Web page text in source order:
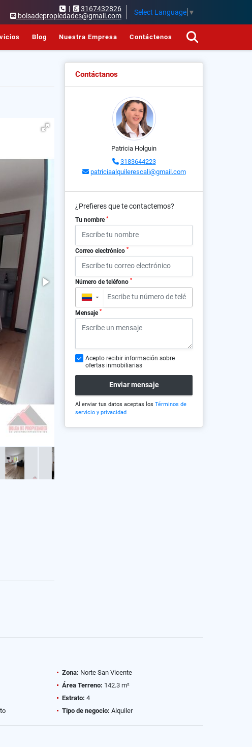
|
3167432826
bolsadepropiedades@gmail.com
Select Language ▼
Blog Nuestra Empresa Contáctenos
Contáctanos
Patricia Holguin
3183644223
patriciaalquilerescali@gmail.com
¿Prefieres que te contactemos?
Tu nombre *
Correo electrónico *
Número de teléfono *
▼
Mensaje *
Acepto recibir información sobre
ofertas inmobiliarias
Enviar mensaje
Al enviar tus datos aceptas los Términos de
servicio y privacidad
Zona: Norte San Vicente
Área Terreno: 142.3 m²
Estrato: 4
Tipo de negocio: Alquiler